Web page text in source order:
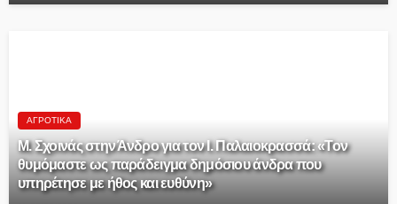
ΑΓΡΟΤΙΚΆ
Μ. Σχοινάς στην Άνδρο για τον Ι. Παλαιοκρασσά: «Τον
θυμόμαστε ως παράδειγμα δημόσιου άνδρα που
υπηρέτησε με ήθος και ευθύνη»